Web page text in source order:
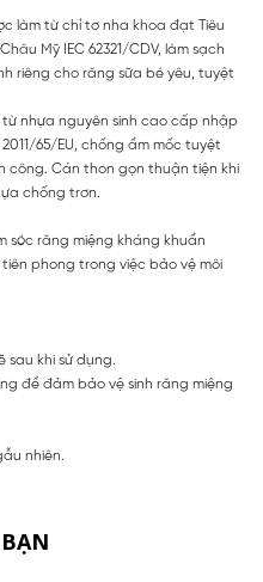
làm từ chỉ tơ nha khoa đạt Tiêu
Mỹ IEC 62321/CDV, làm sạch
riêng cho răng sữa bé yêu, tuyệt
nhựa nguyên sinh cao cấp nhập
65/EU, chống ẩm mốc tuyệt
công. Cán thon gọn thuận tiện khi
chống trơn.
sóc răng miệng kháng khuẩn
tiên phong trong việc bảo vệ môi
sau khi sử dụng.
để đảm bảo vệ sinh răng miệng
nhiên.